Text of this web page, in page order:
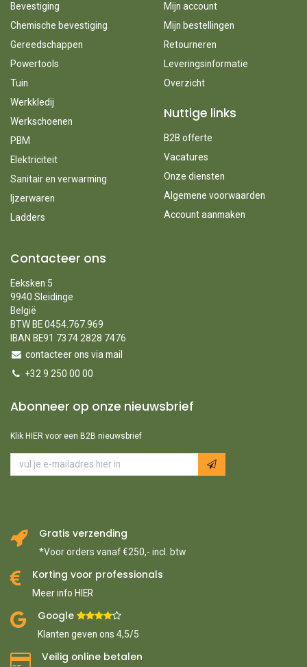
Bevestiging
Chemische bevestiging
Gereedschappen
Powertools
Tuin
Werkkledij
Werkschoenen
PBM
Elektriciteit
Sanitair en verwarming
Ijzerwaren
Ladders
Mijn account
Mijn bestellingen
Retourneren
Leveringsinformatie
Overzicht
Nuttige links
B2B offerte
Vacatures
Onze diensten
Algemene voorwaarden
Account aanmaken
Contacteer ons
Eeksken 5
9940 Sleidinge
België
BTW BE 0454.767.969
IBAN BE91 7374 2828 7476
contacteer ons via mail
+32 9 250 00 00
Abonneer op onze nieuwsbrief
Klik HIER voor een B2B nieuwsbrief
Gratis verzending
*Voor orders vanaf €250,- incl. btw
Korting voor professionals
Meer info HIER
Google ​
Klanten geven ons 4,5/5
Veilig online betalen